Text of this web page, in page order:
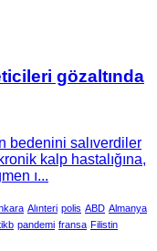
gözaltında
bedenini salıverdiler
kalp hastalığına,
ı...
Alınteri polis ABD Almanya
pandemi fransa Filistin